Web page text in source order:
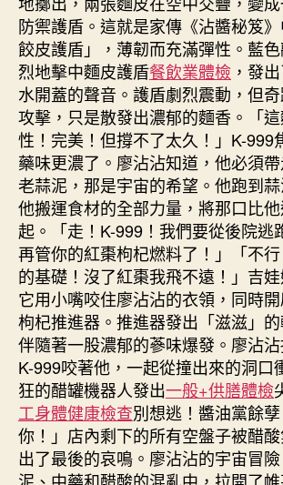
防禦護盾。這就是家傳《沾醬秘笈
餃皮護盾」，薄韌而充滿彈性。藍
烈地擊中麵皮護盾餐飲業體檢 ，發
水開蓋的聲音。護盾劇烈震動，但
攻擊，只是散發出濃郁的麵香。「
性！完美！但撐不了太久！」K-999
藥味更濃了。廖沾沾知道，他必須
老蒜泥，那是宇宙的希望。他跑到
他搬運食材的全部力量，將那口比
起。「走！K-999！我們要從後院逃
再管你的紅棗枸杞燃料了！」「不
的基礎！沒了紅棗我飛不遠！」吉娃
它用小嘴咬住廖沾沾的衣領，同時
枸杞推進器。推進器發出「滋滋」的
伴隨著一股濃郁的蔘味爆發。廖沾沾
K-999咬著他，一起從撞出來的洞口
狂的醋罐機器人發出一般+供膳體檢
工身體健康檢查別想逃！醬油黨餘
你！」店內剩下的所有空盤子被醋
出了最後的哀鳴。廖沾沾的宇宙冒
泥、中藥和醋酸的混亂中，拉開了